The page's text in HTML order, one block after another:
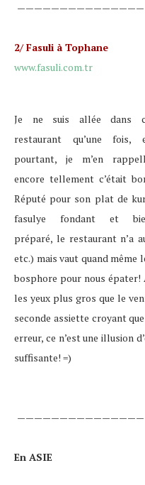
2/ Fasuli à Tophane
www.fasuli.com.tr
Je ne suis allée dans
restaurant qu’une fois,
pourtant, je m’en
encore tellement c’était
Réputé pour son plat de
fasulye fondant et
préparé, le restaurant n’a
etc.) mais vaut quand même
bosphore pour nous épater!
les yeux plus gros que le
seconde assiette croyant
erreur, ce n’est une illusion
suffisante! =)
En ASIE